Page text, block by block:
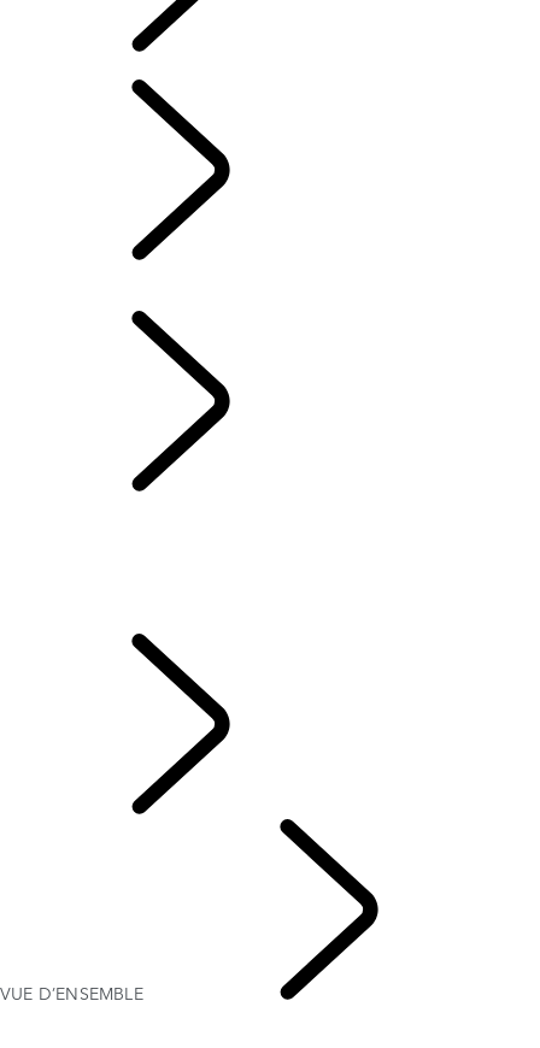
VUE D’ENSEMBLE